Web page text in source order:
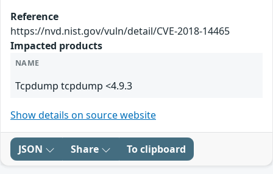
Reference
https://nvd.nist.gov/vuln/detail/CVE-2018-14465
Impacted products
NAME
Tcpdump tcpdump <4.9.3
Show details on source website
JSON Share To clipboard